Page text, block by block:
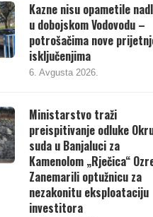
Kazne nisu opametile
u dobojskom Vodovodu –
potrošačima nove
isključenjima
6. Avgusta 2026.
Ministarstvo traži
preispitivanje odluke
suda u Banjaluci za
Kamenolom „Rječica“
Zanemarili optužnicu za
nezakonitu eksploataciju
investitora